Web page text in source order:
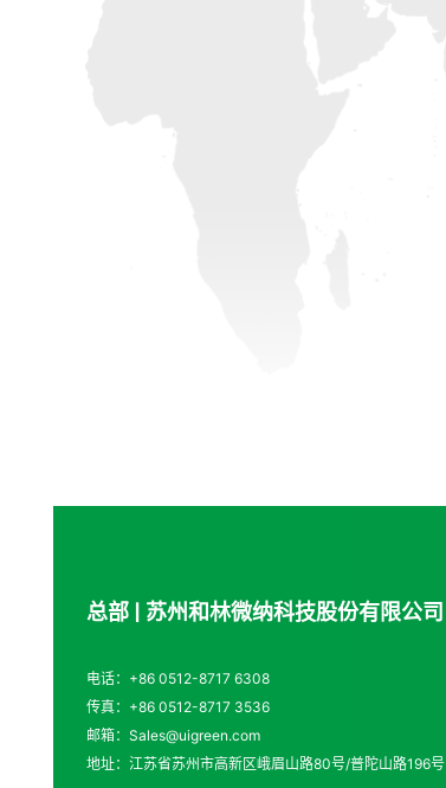
总部 | 苏州和林微纳科技股份有限公司
电话：+86 0512-8717 6308
传真：+86 0512-8717 3536
邮箱：Sales@uigreen.com
地址：江苏省苏州市高新区峨眉山路80号/普陀山路196号